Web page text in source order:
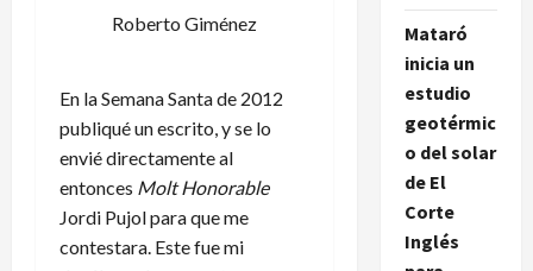
Roberto Giménez
En la Semana Santa de 2012
publiqué un escrito, y se lo
envié directamente al
entonces Molt Honorable
Jordi Pujol para que me
contestara. Este fue mi
Mataró
inicia un
estudio
geotérmic
o del solar
de El
Corte
Inglés